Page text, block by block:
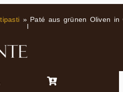
» Paté aus grünen Oliven in
l